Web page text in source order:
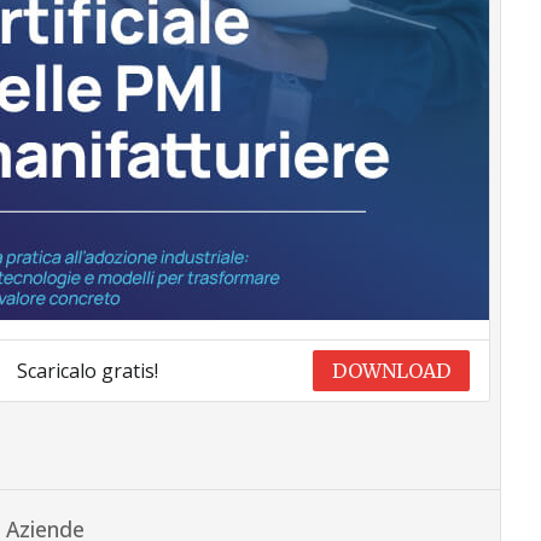
Scaricalo gratis! DOWNLOAD
Aziende